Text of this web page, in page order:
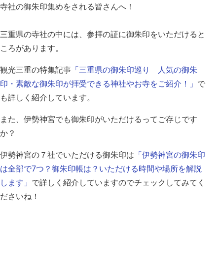
寺社の御朱印集めをされる皆さんへ！
三重県の寺社の中には、参拝の証に御朱印をいただけると
ころがあります。
観光三重の特集記事 「三重県の御朱印巡り 人気の御朱
印・素敵な御朱印が拝受できる神社やお寺をご紹介！」 で
も詳しく紹介しています。
また、伊勢神宮でも御朱印がいただけるってご存じです
か？
伊勢神宮の７社でいただける御朱印は 「伊勢神宮の御朱印
は全部で7つ？御朱印帳は？いただける時間や場所を解説
します」 で詳しく紹介していますのでチェックしてみてく
ださいね！